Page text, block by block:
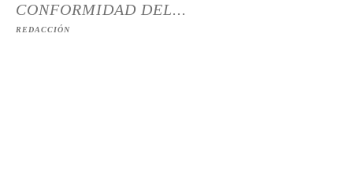
CONFORMIDAD DEL...
REDACCIÓN